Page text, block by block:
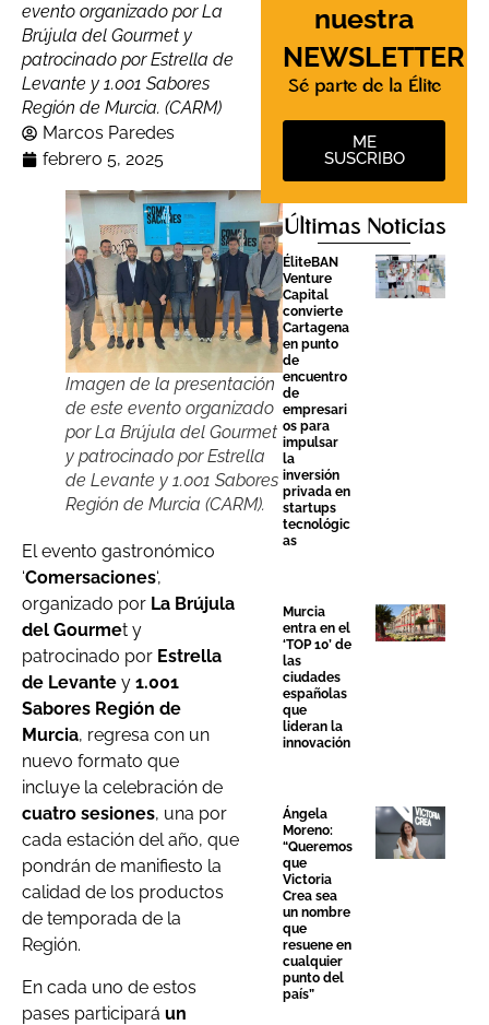
evento organizado por La
Brújula del Gourmet y
patrocinado por Estrella de
Levante y 1.001 Sabores
Región de Murcia. (CARM)
Marcos Paredes
febrero 5, 2025
Imagen de la presentación
de este evento organizado
por La Brújula del Gourmet
y patrocinado por Estrella
de Levante y 1.001 Sabores
Región de Murcia (CARM).
El evento gastronómico
‘Comersaciones‘,
organizado por La Brújula
del Gourmet y
patrocinado por Estrella
de Levante y 1.001
Sabores Región de
Murcia, regresa con un
nuevo formato que
incluye la celebración de
cuatro sesiones, una por
cada estación del año, que
pondrán de manifiesto la
calidad de los productos
de temporada de la
Región.
En cada uno de estos
pases participará un
nuestra
NEWSLETTER
Sé parte de la Élite
ME
SUSCRIBO
Últimas Noticias
ÉliteBAN
Venture
Capital
convierte
Cartagena
en punto
de
encuentro
de
empresari
os para
impulsar
la
inversión
privada en
startups
tecnológic
as
Murcia
entra en el
‘TOP 10’ de
las
ciudades
españolas
que
lideran la
innovación
Ángela
Moreno:
“Queremos
que
Victoria
Crea sea
un nombre
que
resuene en
cualquier
punto del
país”